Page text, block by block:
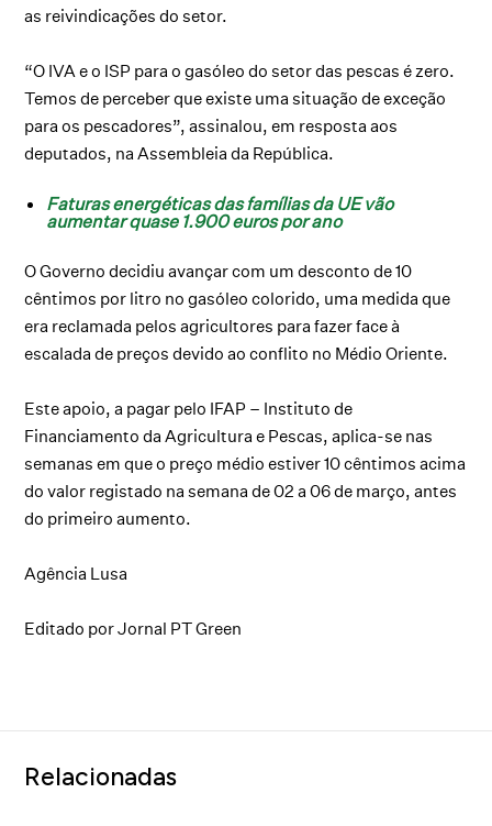
as reivindicações do setor.
“O IVA e o ISP para o gasóleo do setor das pescas é zero.
Temos de perceber que existe uma situação de exceção
para os pescadores”, assinalou, em resposta aos
deputados, na Assembleia da República.
Faturas energéticas das famílias da UE vão
aumentar quase 1.900 euros por ano
O Governo decidiu avançar com um desconto de 10
cêntimos por litro no gasóleo colorido, uma medida que
era reclamada pelos agricultores para fazer face à
escalada de preços devido ao conflito no Médio Oriente.
Este apoio, a pagar pelo IFAP – Instituto de
Financiamento da Agricultura e Pescas, aplica-se nas
semanas em que o preço médio estiver 10 cêntimos acima
do valor registado na semana de 02 a 06 de março, antes
do primeiro aumento.
Agência Lusa
Editado por Jornal PT Green
Relacionadas